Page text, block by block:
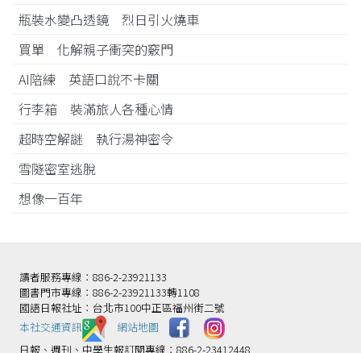
瓶裝水變凸透鏡 烈日引火燒車
買單 化解親子衝突的竅門
AI陪練 英語口說不卡關
行李箱 裝滿旅人各種心情
超時空解謎 執行湯神密令
雪隧密室逃脫
想像一百年
讀者服務專線：886-2-23921133
圖書門市專線：886-2-23921133轉1108
國語日報社址：台北市100中正區福州街二號
本社交通資訊️
網站地圖
日報、週刊、中學生報訂閱專線：886-2-23412448